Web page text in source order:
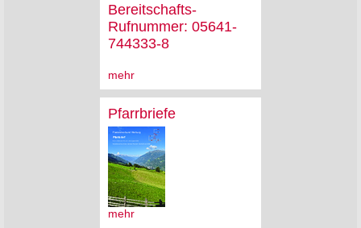
Bereitschafts-
Rufnummer: 05641-
744333-8
mehr
Pfarrbriefe
mehr